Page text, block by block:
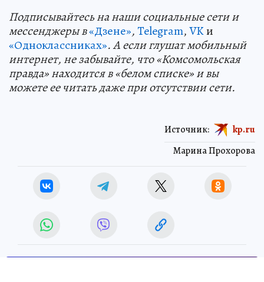
Подписывайтесь на наши социальные сети и
мессенджеры в«Дзене»,Telegram,VKи
«Одноклассниках». А если глушат мобильный
интернет, не забывайте, что «Комсомольская
правда» находится в «белом списке» и вы
можете ее читать даже при отсутствии сети.
Марина Прохорова
Источник: kp.ru